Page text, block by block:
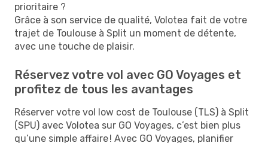
prioritaire ?
Grâce à son service de qualité, Volotea fait de votre
trajet de Toulouse à Split un moment de détente,
avec une touche de plaisir.
Réservez votre vol avec GO Voyages et
profitez de tous les avantages
Réserver votre vol low cost de Toulouse (TLS) à Split
(SPU) avec Volotea sur GO Voyages, c’est bien plus
qu’une simple affaire ! Avec GO Voyages, planifier